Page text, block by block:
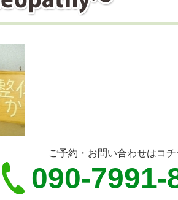
ご予約・お問い合わせはコ
090-7991-